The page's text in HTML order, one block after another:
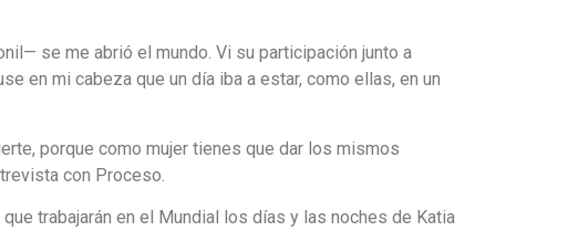
se me abrió el mundo. Vi su participación junto a
en mi cabeza que un día iba a estar, como ellas, en un
porque como mujer tienes que dar los mismos
con Proceso.
trabajarán en el Mundial los días y las noches de Katia